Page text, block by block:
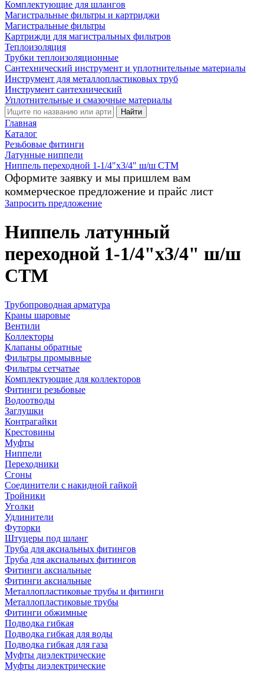
Комплектующие для шлангов
Магистральные фильтры и картриджи
Магистральные фильтры
Картрижди для магистральных фильтров
Теплоизоляция
Трубки теплоизоляционные
Сантехнический инструмент и уплотнительные материалы
Инструмент для металлопластиковых труб
Инструмент сантехнический
Уплотнительные и смазочные материалы
Найти
Главная
Каталог
Резьбовые фитинги
Латунные ниппели
Ниппель переходной 1-1/4"x3/4" ш/ш CTM
Оформите заявку и мы пришлем вам
коммерческое предложение и прайс лист
Запросить предложение
Ниппель латунный
переходной 1-1/4"x3/4" ш/ш
CTM
Трубопроводная арматура
Краны шаровые
Вентили
Коллекторы
Клапаны обратные
Фильтры промывные
Фильтры сетчатые
Комплектующие для коллекторов
Фитинги резьбовые
Водоотводы
Заглушки
Контрагайки
Крестовины
Муфты
Ниппели
Переходники
Сгоны
Соединители с накидной гайкой
Тройники
Уголки
Удлинители
Футорки
Штуцеры под шланг
Труба для аксиальных фитингов
Труба для аксиальных фитингов
Фитинги аксиальные
Фитинги аксиальные
Металлопластиковые трубы и фитинги
Металлопластиковые трубы
Фитинги обжимные
Подводка гибкая
Подводка гибкая для воды
Подводка гибкая для газа
Муфты диэлектрические
Муфты диэлектрические